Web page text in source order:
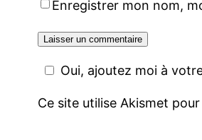
Enregistrer mon nom,
Oui, ajoutez moi à
Ce site utilise Akismet